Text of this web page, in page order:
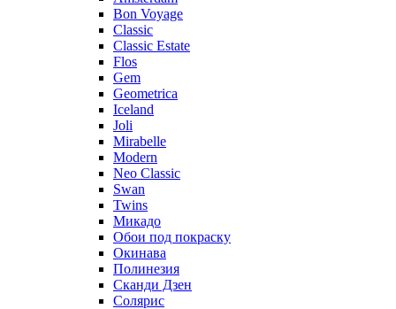
Bon Voyage
Classic
Classic Estate
Flos
Gem
Geometrica
Iceland
Joli
Mirabelle
Modern
Neo Classic
Swan
Twins
Микадо
Обои под покраску
Окинава
Полинезия
Сканди Дзен
Солярис